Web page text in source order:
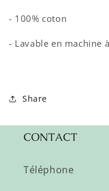
- 100% coton
- Lavable en machine
Share
CONTACT
Téléphone